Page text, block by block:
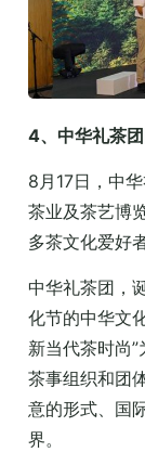
4、中华礼茶
8月17日，中
茶业及茶艺博
多茶文化爱好
中华礼茶团，
化节的中华文
新当代茶时尚
茶事组织和团
意的形式、国
界。